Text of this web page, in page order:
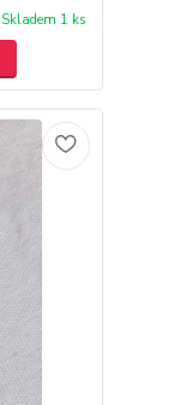
Skladem 1 ks